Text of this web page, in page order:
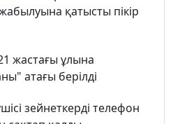
қатысты пікір
жастағы ұлына
атағы берілді
зейнеткерді телефон